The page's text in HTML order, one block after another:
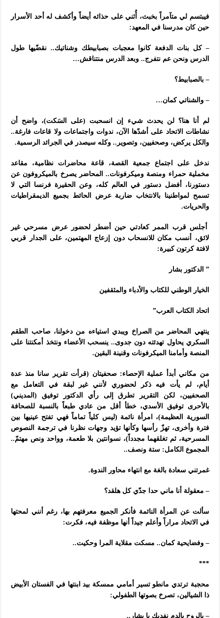
فيبتسم لي متآمراً بخبث، أُثني على حذائه أيضاً وأكشف له أحد الأسرار
حين كان مدرسنا في المعهد:
– كل بنات الدفعة كانوا معجبات بصبابيطك وشناتيك.. نقضّيها طول
الدرس ونحن عم نتفرج.. وبعد الدرس منتناقش…
– بالصبابيط؟
– والشناتي كمان…
لم أنا هنا؟ لن يحدث شيء إن انسحبت (على السَكت)، واضح أن
نشاطات الاتحاد على أشدّها الآن، ندوات واجتماعات ولا قاعات فارغة..
والكل يركض، وصحفيين، وتصوير.. وكله سيصدر في الجرائد الرسمية.
ندخل على اجتماع جمعية القصة، قاعة محاضرات نظامية، مقاعد
مخملية حمراء ومنصة وميكرفونات.. المحاضر يصرخ بالميكروفون عن
دستورنا، أفضل دستور في العالم كله، وعن الحقيرة فرنسا التي لا
تسمح لمواطنينا بالانتخاب ضاربة عرض الحائط بجميع الديمقراطيات
والحريات.
أجلس قرب الممر كعادتي حين أضطر لحضور عرض مسرحي غير
لائق، أنسب مكان للانسحاب دون إزعاج المهتمين، على الجدار قربي
لافتة كرتون كبيرة:
” الدكتور بشار
الخيار الوطني للكتاب والأدباء والمثقفين
اتحاد الكتاب العرب”
ينتهي المحاضر من الصراخ ويبدي استياءه من دخولنا، صاحب الطقم
السكري يحاول تهدئته دون جدوى.. ينسحب الأعضاء ونتخذ أمكنتنا على
المنصة وأمامنا الميكرفونات وقنينة البقين.
من مكاني أبدأ عملية الإحصاء: صحفيتان (قرأت تقرير سانا منذ عدة
أيام، لم يأت فيه ذكر لحضوري لأنني غير لبقة في التعامل مع
الصحفيين، لكن التقرير تطرق إلى رأي الدكتور توفيق (المديني)
بالأحرى توفيق الأسدي، خطأ أقل من عادي طبعاً بالنسبة للصحافة
السورية العظيمة)، امرأة نائمة (ليس كلياً تماماً فهي تفتح عينيها بين
فترة وأخرى، تهزّ رأسها وكأنها تؤيد وجهات نظرنا في ترجمة النصوص
المسرحية، ثم تغلقهما مجدداً)، نسوانتين بلا طعمة، وواحد ونص مهتمّ..
المجموع الكامل: ستة ونصف..
غمرتني سعادة بالغة مع انتهاء محاور الندوة.
– معقولة أنا ماني حدا جدّي كل هلقد؟
سألت عن المرأة النائمة فأنكر الجميع معرفتهم بها، رغم أنني لمحتها
في الاتحاد مراراً وأعلم جيداً أنها موظفة فيه، فكرت:
– وفضايحية كمان.. مسكت مقلاية المرا وحكيت..
***
محجبة ترتدي مانطو تسير أمامي ممسكة بيد ابنتها في الفستان الأبيض
ذا الشيالين، تصرخ بصوتها الطفولي:
– بالروح بالدم نفديك يا بشار..